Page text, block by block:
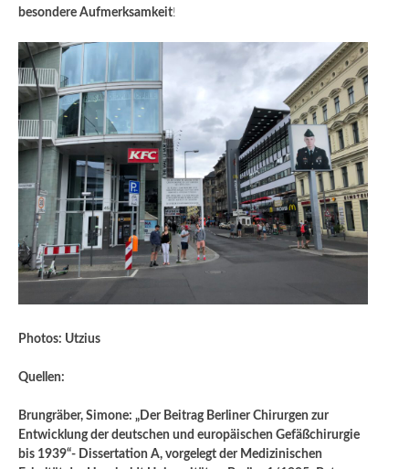
besondere Aufmerksamkeit!
Photos: Utzius
Quellen:
Brungräber, Simone: „Der Beitrag Berliner Chirurgen zur
Entwicklung der deutschen und europäischen Gefäßchirurgie
bis 1939“- Dissertation A, vorgelegt der Medizinischen